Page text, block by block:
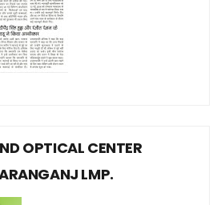
OPTICAL CENTER
LMP.